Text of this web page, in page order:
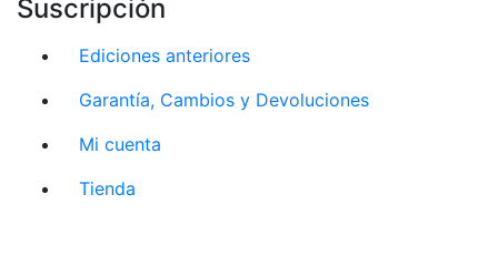
Suscripción
Ediciones anteriores
Garantía, Cambios y Devoluciones
Mi cuenta
Tienda